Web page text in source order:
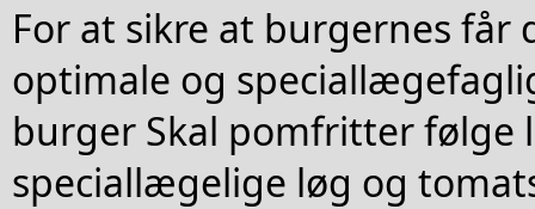
For at sikre at burgernes får
optimale og
burger Skal pomfritter følge
speciallægelige løg og